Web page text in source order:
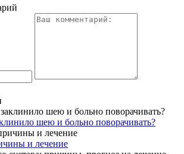
шею и больно поворачивать?
и лечение